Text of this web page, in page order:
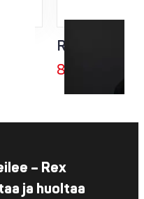
Rex Bike
85,00
– Rex
ja huoltaa